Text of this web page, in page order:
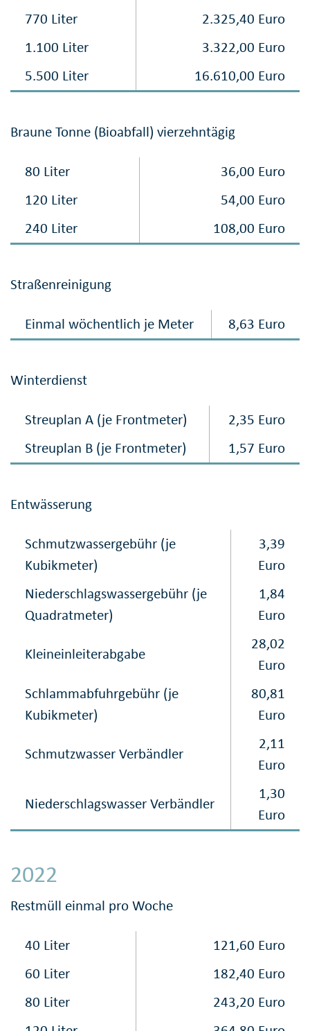
770 Liter
2.325,40 Euro
1.100 Liter
3.322,00 Euro
5.500 Liter
16.610,00 Euro
Braune Tonne (Bioabfall) vierzehntägig
80 Liter
36,00 Euro
120 Liter
54,00 Euro
240 Liter
108,00 Euro
Straßenreinigung
Einmal wöchentlich je Meter 8,63 Euro
Winterdienst
Streuplan A (je Frontmeter)
2,35 Euro
Streuplan B (je Frontmeter)
1,57 Euro
Entwässerung
Schmutzwassergebühr (je
Kubikmeter)
3,39
Euro
Niederschlagswasser​gebühr (je
Quadratmeter)
1,84
Euro
Kleineinleiterabgabe
28,02
Euro
Schlammabfuhrgebühr (je
Kubikmeter)
80,81
Euro
Schmutzwasser Verbändler
2,11
Euro
Niederschlagswasser Verbändler
1,30
Euro
2022
Restmüll einmal pro Woche
40 Liter
121,60 Euro
60 Liter
182,40 Euro
80 Liter
243,20 Euro